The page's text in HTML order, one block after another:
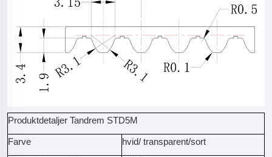
Produktdetaljer Tandrem STD5M
Farve hvid/ transparent/sort